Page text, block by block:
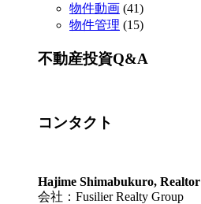
物件動画 (41)
物件管理 (15)
不動産投資Q&A
コンタクト
Hajime Shimabukuro, Realtor
会社：Fusilier Realty Group